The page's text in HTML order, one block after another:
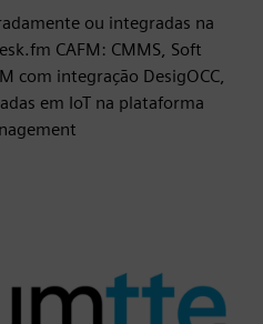
ou integradas na
CAFM: CMMS, Soft
com integração DesigOCC,
em IoT na plataforma